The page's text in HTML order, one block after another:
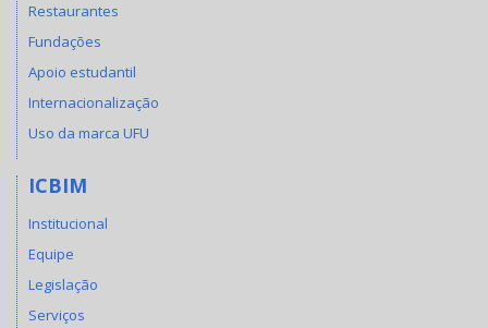
Restaurantes
Fundações
Apoio estudantil
Internacionalização
Uso da marca UFU
ICBIM
Institucional
Equipe
Legislação
Serviços